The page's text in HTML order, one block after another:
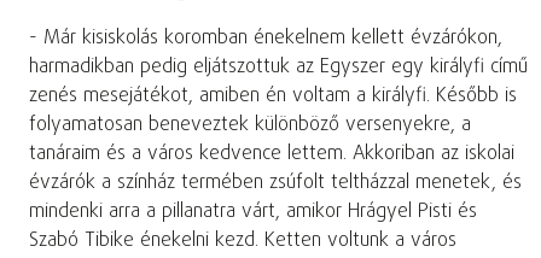
- Már kisiskolás koromban énekelnem kellett évzárókon,
harmadikban pedig eljátszottuk az Egyszer egy királyfi című
zenés mesejátékot, amiben én voltam a királyfi. Később is
folyamatosan beneveztek különböző versenyekre, a
tanáraim és a város kedvence lettem. Akkoriban az iskolai
évzárók a színház termében zsúfolt teltházzal menetek, és
mindenki arra a pillanatra várt, amikor Hrágyel Pisti és
Szabó Tibike énekelni kezd. Ketten voltunk a város